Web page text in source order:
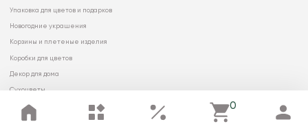
0
Упаковка для цветов и подарков
Новогодние украшения
Корзины и плетеные изделия
Коробки для цветов
Декор для дома
Сухоцветы